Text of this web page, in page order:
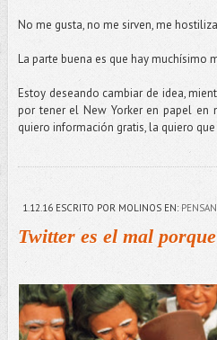
No me gusta, no me sirven, me
La parte buena es que hay muchísimo
Estoy deseando cambiar de idea,
por tener el New Yorker en papel en
quiero información gratis, la quiero
1.12.16ESCRITO POR MOLINOS EN:
Twitter es el mal